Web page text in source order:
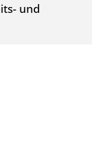
und